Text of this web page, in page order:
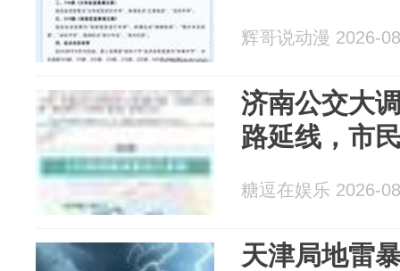
辉哥说动漫 2026-
济南公交大
路延线，市
糖逗在娱乐 2026-
天津局地雷